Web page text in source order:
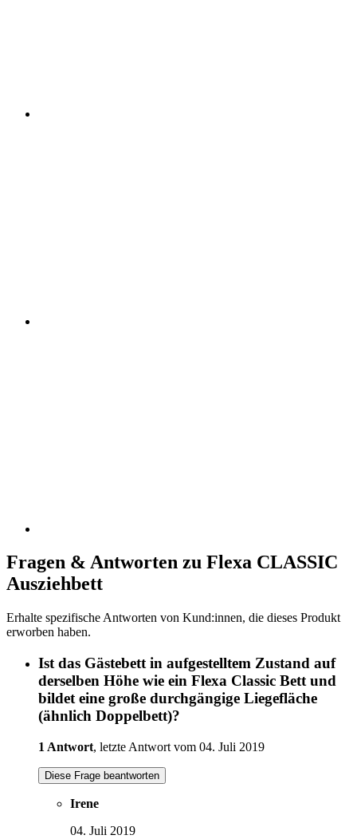
Fragen & Antworten zu Flexa CLASSIC
Ausziehbett
Erhalte spezifische Antworten von Kund:innen, die dieses Produkt
erworben haben.
Ist das Gästebett in aufgestelltem Zustand auf
derselben Höhe wie ein Flexa Classic Bett und
bildet eine große durchgängige Liegefläche
(ähnlich Doppelbett)?
1 Antwort, letzte Antwort vom 04. Juli 2019
Diese Frage beantworten
Irene
04. Juli 2019